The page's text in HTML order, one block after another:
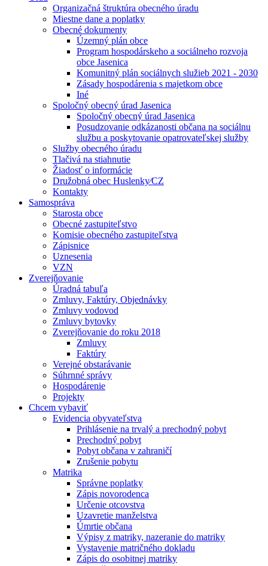
Organizačná štruktúra obecného úradu
Miestne dane a poplatky
Obecné dokumenty
Územný plán obce
Program hospodárskeho a sociálneho rozvoja
obce Jasenica
Komunitný plán sociálnych služieb 2021 - 2030
Zásady hospodárenia s majetkom obce
Iné
Spoločný obecný úrad Jasenica
Spoločný obecný úrad Jasenica
Posudzovanie odkázanosti občana na sociálnu
službu a poskytovanie opatrovateľskej služby
Služby obecného úradu
Tlačivá na stiahnutie
Žiadosť o informácie
Družobná obec Huslenky⁄CZ
Kontakty
Samospráva
Starosta obce
Obecné zastupiteľstvo
Komisie obecného zastupiteľstva
Zápisnice
Uznesenia
VZN
Zverejňovanie
Úradná tabuľa
Zmluvy, Faktúry, Objednávky
Zmluvy vodovod
Zmluvy bytovky
Zverejňovanie do roku 2018
Zmluvy
Faktúry
Verejné obstarávanie
Súhrnné správy
Hospodárenie
Projekty
Chcem vybaviť
Evidencia obyvateľstva
Prihlásenie na trvalý a prechodný pobyt
Prechodný pobyt
Pobyt občana v zahraničí
Zrušenie pobytu
Matrika
Správne poplatky
Zápis novorodenca
Určenie otcovstva
Uzavretie manželstva
Úmrtie občana
Výpisy z matriky, nazeranie do matriky
Vystavenie matričného dokladu
Zápis do osobitnej matriky